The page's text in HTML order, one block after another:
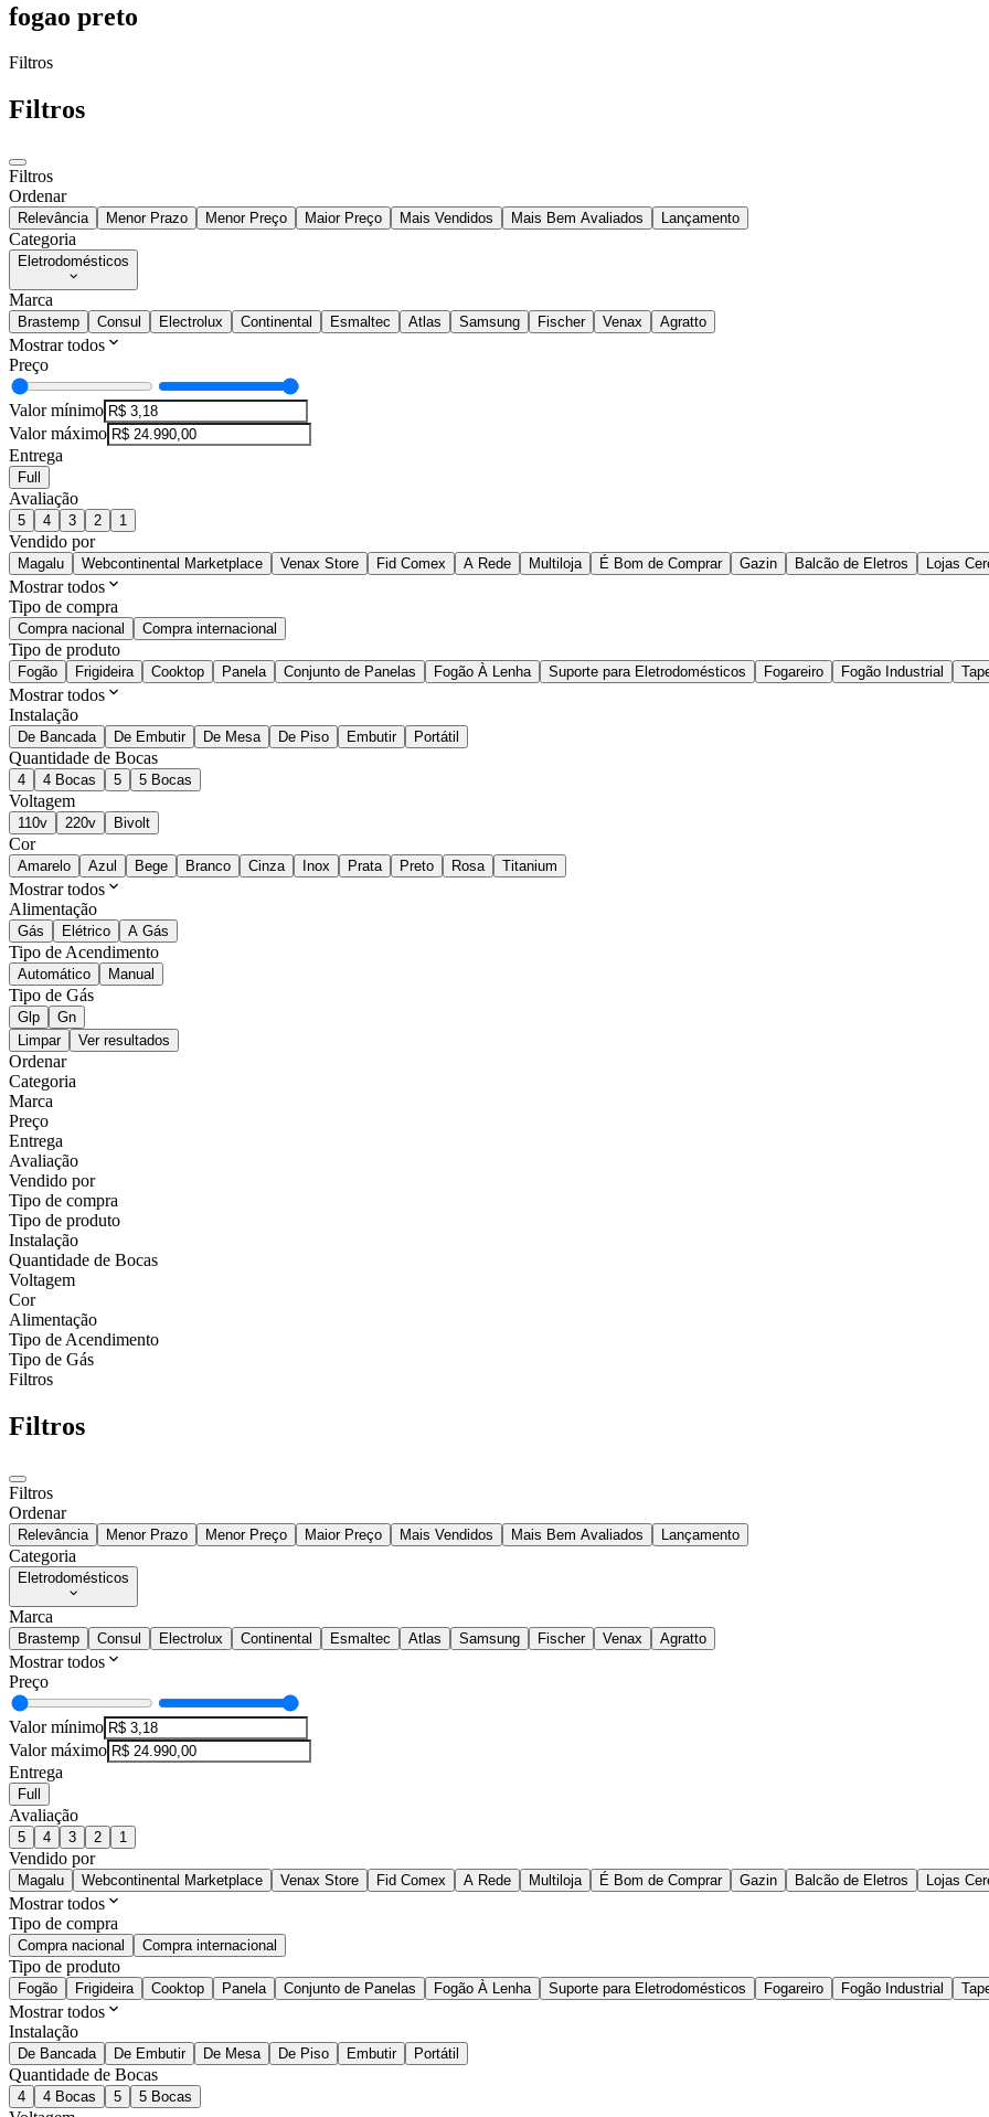
fogao preto
Filtros
Filtros
Filtros
Ordenar
Relevância Menor Prazo Menor Preço Maior Preço Mais Vendidos Mais Bem Avaliados Lançamento
Categoria
Eletrodomésticos
Marca
Brastemp Consul Electrolux Continental Esmaltec Atlas Samsung Fischer Venax Agratto
Mostrar todos
Preço
Valor mínimo
Valor máximo
Entrega
Full
Avaliação
5 4 3 2 1
Vendido por
Magalu Webcontinental Marketplace Venax Store Fid Comex A Rede Multiloja É Bom de Comprar Gazin Balcão de Eletros Lojas
Mostrar todos
Tipo de compra
Compra nacional Compra internacional
Tipo de produto
Fogão Frigideira Cooktop Panela Conjunto de Panelas Fogão À Lenha Suporte para Eletrodomésticos Fogareiro Fogão Industrial
Mostrar todos
Instalação
De Bancada De Embutir De Mesa De Piso Embutir Portátil
Quantidade de Bocas
4 4 Bocas 5 5 Bocas
Voltagem
110v 220v Bivolt
Cor
Amarelo Azul Bege Branco Cinza Inox Prata Preto Rosa Titanium
Mostrar todos
Alimentação
Gás Elétrico A Gás
Tipo de Acendimento
Automático Manual
Tipo de Gás
Glp
Gn
Limpar
Ver resultados
Ordenar
Categoria
Marca
Preço
Entrega
Avaliação
Vendido por
Tipo de compra
Tipo de produto
Instalação
Quantidade de Bocas
Voltagem
Cor
Alimentação
Tipo de Acendimento
Tipo de Gás
Filtros
Filtros
Filtros
Ordenar
Relevância Menor Prazo Menor Preço Maior Preço Mais Vendidos Mais Bem Avaliados Lançamento
Categoria
Eletrodomésticos
Marca
Brastemp Consul Electrolux Continental Esmaltec Atlas Samsung Fischer Venax Agratto
Mostrar todos
Preço
Valor mínimo
Valor máximo
Entrega
Full
Avaliação
5 4 3 2 1
Vendido por
Magalu Webcontinental Marketplace Venax Store Fid Comex A Rede Multiloja É Bom de Comprar Gazin Balcão de Eletros Lojas
Mostrar todos
Tipo de compra
Compra nacional Compra internacional
Tipo de produto
Fogão Frigideira Cooktop Panela Conjunto de Panelas Fogão À Lenha Suporte para Eletrodomésticos Fogareiro Fogão Industrial
Mostrar todos
Instalação
De Bancada De Embutir De Mesa De Piso Embutir Portátil
Quantidade de Bocas
4 4 Bocas 5 5 Bocas